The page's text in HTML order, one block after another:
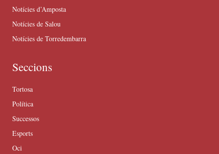
Notícies d’Amposta
Notícies de Salou
Notícies de Torredembarra
Seccions
Tortosa
Política
Successos
Esports
Oci